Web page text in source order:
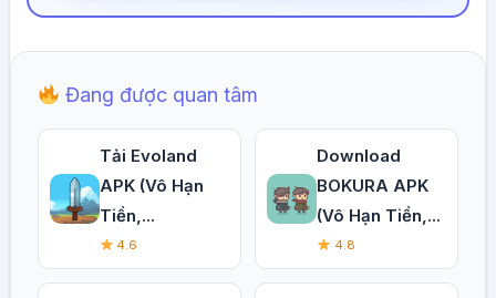
Đang được quan tâm
Tải Evoland
APK (Vô Hạn
Tiền,...
4.6
Download
BOKURA APK
(Vô Hạn Tiền,...
4.8